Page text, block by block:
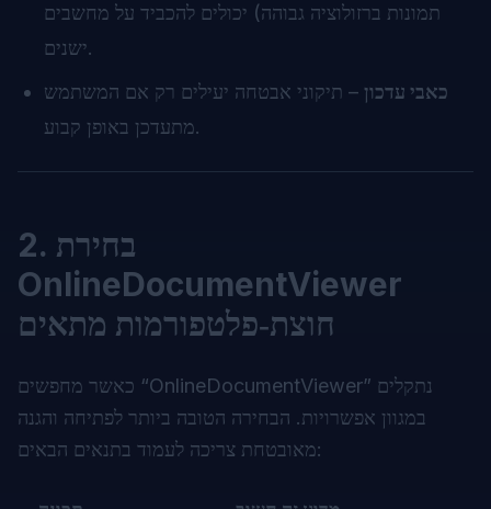
תמונות ברזולוציה גבוהה) יכולים להכביד על מחשבים
ישנים.
כאבי עדכון – תיקוני אבטחה יעילים רק אם המשתמש
מתעדכן באופן קבוע.
2. בחירת
OnlineDocumentViewer
חוצת‑פלטפורמות מתאים
כאשר מחפשים “OnlineDocumentViewer” נתקלים
במגוון אפשרויות. הבחירה הטובה ביותר לפתיחה והגנה
מאובטחת צריכה לעמוד בתנאים הבאים: